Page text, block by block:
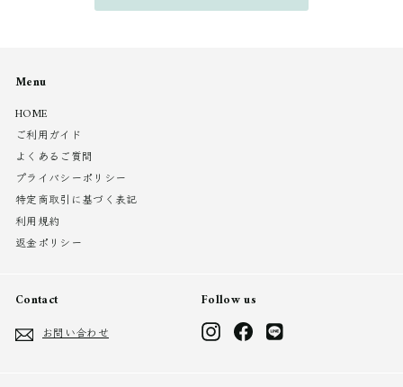
Menu
HOME
ご利用ガイド
よくあるご質問
プライバシーポリシー
特定商取引に基づく表記
利用規約
返金ポリシー
Contact
お問い合わせ
Follow us
Instagram Facebook